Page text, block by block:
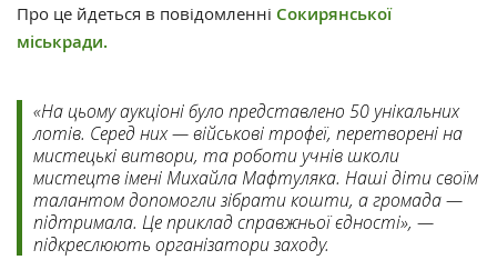
Про це йдеться в повідомленні Сокирянської
міськради.
«На цьому аукціоні було представлено 50 унікальних
лотів. Серед них — військові трофеї, перетворені на
мистецькі витвори, та роботи учнів школи
мистецтв імені Михайла Мафтуляка. Наші діти своїм
талантом допомогли зібрати кошти, а громада —
підтримала. Це приклад справжньої єдності», —
підкреслюють організатори заходу.